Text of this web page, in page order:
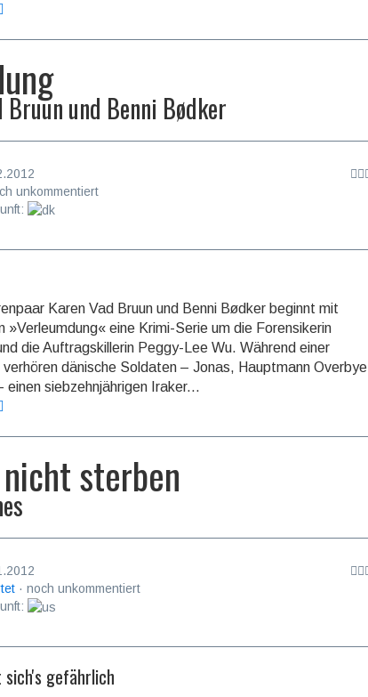
Bruun und Benni Bødker
unkommentiert
Karen Vad Bruun und Benni Bødker beginnt mit
»Verleumdung« eine Krimi-Serie um die Forensikerin
die Auftragskillerin Peggy-Lee Wu. Während einer
verhören dänische Soldaten – Jonas, Hauptmann Overbye
einen siebzehnjährigen Iraker...
sterben
· noch unkommentiert
gefährlich